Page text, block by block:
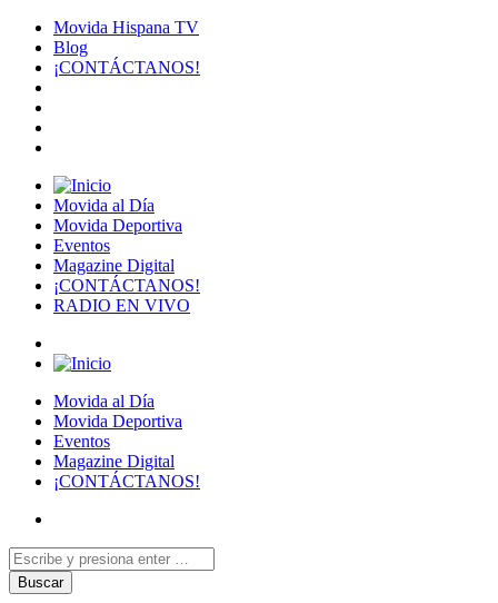
Movida Hispana TV
Blog
¡CONTÁCTANOS!
Movida al Día
Movida Deportiva
Eventos
Magazine Digital
¡CONTÁCTANOS!
RADIO EN VIVO
Movida al Día
Movida Deportiva
Eventos
Magazine Digital
¡CONTÁCTANOS!